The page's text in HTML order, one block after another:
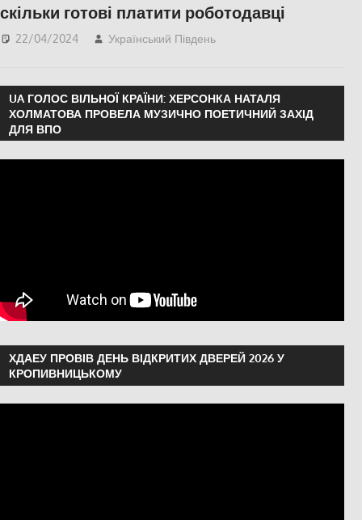
скільки готові платити роботодавці
22/04/2024 Український Південь
UA ГОЛОС ВІЛЬНОЇ КРАЇНИ: ХЕРСОНКА НАТАЛЯ
ХОЛМАТОВА ПРОВЕЛА МУЗИЧНО ПОЕТИЧНИЙ ЗАХІД
ДЛЯ ВПО
ХДАЕУ ПРОВІВ ДЕНЬ ВІДКРИТИХ ДВЕРЕЙ 2026 У
КРОПИВНИЦЬКОМУ